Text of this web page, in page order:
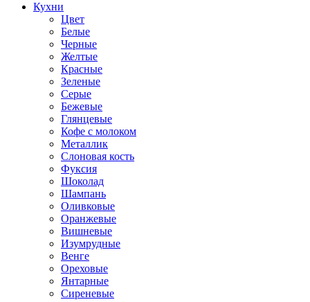
Кухни
Цвет
Белые
Черные
Желтые
Красные
Зеленые
Серые
Бежевые
Глянцевые
Кофе с молоком
Металлик
Слоновая кость
Фуксия
Шоколад
Шампань
Оливковые
Оранжевые
Вишневые
Изумрудные
Венге
Ореховые
Янтарные
Сиреневые